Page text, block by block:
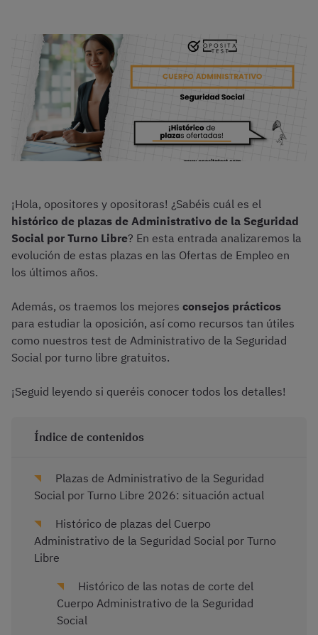
¡Hola, opositores y opositoras! ¿Sabéis cuál es el
histórico de plazas de Administrativo de la Seguridad
Social por Turno Libre? En esta entrada analizaremos la
evolución de estas plazas en las Ofertas de Empleo en
los últimos años.
Además, os traemos los mejores consejos prácticos
para estudiar la oposición, así como recursos tan útiles
como nuestros test de Administrativo de la Seguridad
Social por turno libre gratuitos.
¡Seguid leyendo si queréis conocer todos los detalles!
Índice de contenidos
Plazas de Administrativo de la Seguridad
Social por Turno Libre 2026: situación actual
Histórico de plazas del Cuerpo
Administrativo de la Seguridad Social por Turno
Libre
Histórico de las notas de corte del
Cuerpo Administrativo de la Seguridad
Social